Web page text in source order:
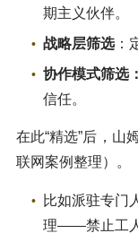
期主义伙伴。
战略层筛选：
协作模式筛选：
信任。
在此“精选”后，山
联网案例整理）。
比如派驻专门
理——禁止工